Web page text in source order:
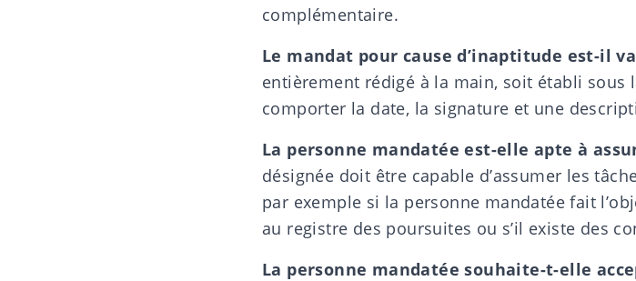
complémentaire.
Le mandat pour cause d’inaptitude est-il
entièrement rédigé à la main, soit établi sous
comporter la date, la signature et une
La personne mandatée est-elle apte à
désignée doit être capable d’assumer les
par exemple si la personne mandatée fait
au registre des poursuites ou s’il existe des
La personne mandatée souhaite-t-elle